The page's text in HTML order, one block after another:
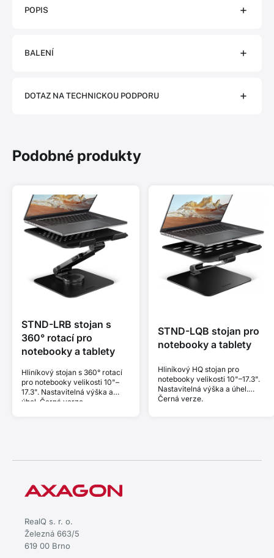
POPIS
BALENÍ
DOTAZ NA TECHNICKOU PODPORU
Podobné produkty
STND-LRB stojan s
360° rotací pro
notebooky a tablety
Hliníkový stojan s 360° rotací
pro notebooky velikosti 10"–
17.3". Nastavitelná výška a
úhel. Černá verze.
STND-LQB stojan pro
notebooky a tablety
Hliníkový HQ stojan pro
notebooky velikosti 10"–17.3".
Nastavitelná výška a úhel.
Černá verze.
RealQ s. r. o.
Železná 663/5
619 00 Brno